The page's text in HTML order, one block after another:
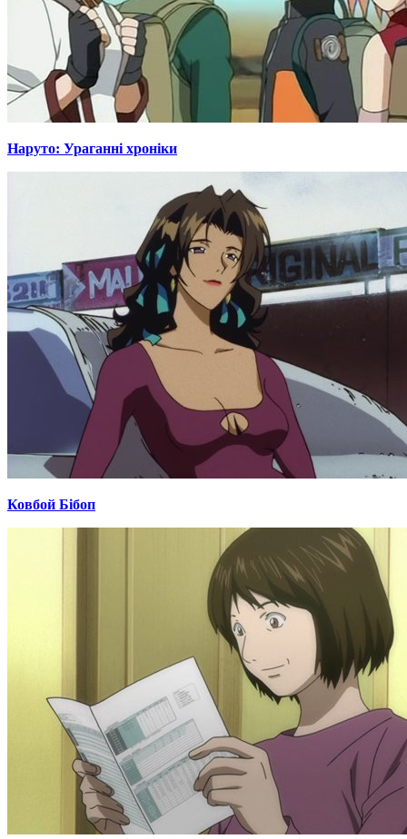
Наруто: Ураганні хроніки
Ковбой Бібоп